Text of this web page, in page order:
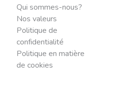
Qui sommes-nous?
Nos valeurs
Politique de
confidentialité
Politique en matière
de cookies